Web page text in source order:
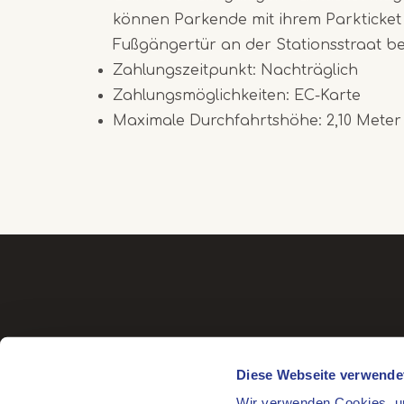
Diese Webseite
können Parkende mit ihrem
Fußgängertür an der Stationsstraat
Zahlungszeitpunkt: Nachträglich
Zahlungsmöglichkeiten: EC-Karte
Maximale Durchfahrtshöhe: 2,10 Meter